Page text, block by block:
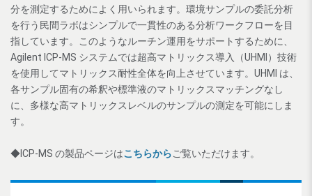
分を測定するためによく用いられます。環境サンプルの委託分析
を行う民間ラボはシンプルで一貫性のある分析ワークフローを目
指しています。このようなルーチン運用をサポートするために、
Agilent ICP-MS システムでは超高マトリックス導入（UHMI）技術
を使用してマトリックス耐性全体を向上させています。UHMI は、
各サンプル固有の希釈や標準液のマトリックスマッチングなし
に、多様な高マトリックスレベルのサンプルの測定を可能にしま
す。
◆ICP-MS の製品ページはこちらからご覧いただけます。